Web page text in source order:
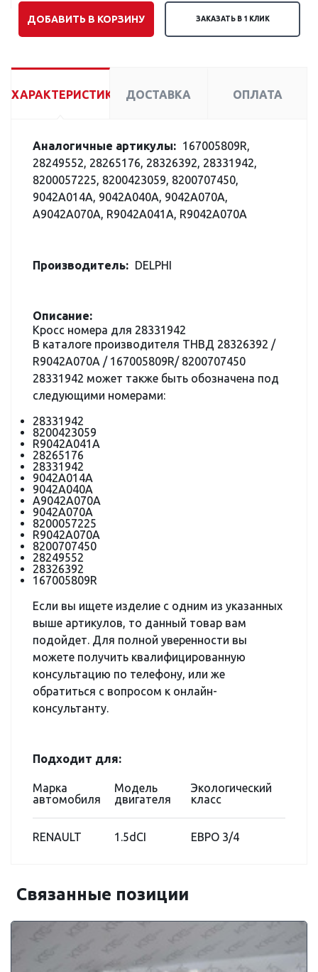
ДОБАВИТЬ В КОРЗИНУ ЗАКАЗАТЬ В 1 КЛИК
ХАРАКТЕРИСТИКИ ДОСТАВКА ОПЛАТА
Аналогичные артикулы: 167005809R,
28249552, 28265176, 28326392, 28331942,
8200057225, 8200423059, 8200707450,
9042A014A, 9042A040A, 9042A070A,
A9042A070A, R9042A041A, R9042A070A
Производитель: DELPHI
Описание:
Кросс номера для 28331942
В каталоге производителя ТНВД 28326392 /
R9042A070A / 167005809R/ 8200707450
28331942 может также быть обозначена под
следующими номерами:
28331942
8200423059
R9042A041A
28265176
28331942
9042A014A
9042A040A
A9042A070A
9042A070A
8200057225
R9042A070A
8200707450
28249552
28326392
167005809R
Если вы ищете изделие с одним из указанных
выше артикулов, то данный товар вам
подойдет. Для полной уверенности вы
можете получить квалифицированную
консультацию по телефону, или же
обратиться с вопросом к онлайн-
консультанту.
Подходит для:
Марка
автомобиля
Модель
двигателя
Экологический
класс
RENAULT 1.5dCI ЕВРО 3/4
Связанные позиции